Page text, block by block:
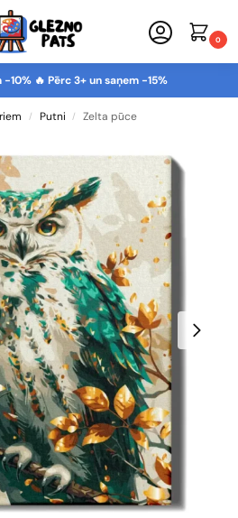
0
-10% 🔥 Pērc 3+ un saņem -15%
/ Putni / Zelta pūce